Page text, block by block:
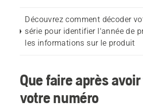
Découvrez comment décoder
série pour identifier l'année de
les informations sur le produit
Que faire après
votre numéro